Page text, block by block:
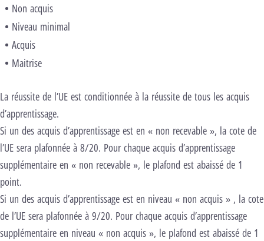
Non acquis
Niveau minimal
Acquis
Maitrise
La réussite de l’UE est conditionnée à la réussite de tous les acquis
d’apprentissage.
Si un des acquis d’apprentissage est en « non recevable », la cote de
l’UE sera plafonnée à 8/20. Pour chaque acquis d’apprentissage
supplémentaire en « non recevable », le plafond est abaissé de 1
point.
Si un des acquis d’apprentissage est en niveau « non acquis » , la cote
de l’UE sera plafonnée à 9/20. Pour chaque acquis d’apprentissage
supplémentaire en niveau « non acquis », le plafond est abaissé de 1